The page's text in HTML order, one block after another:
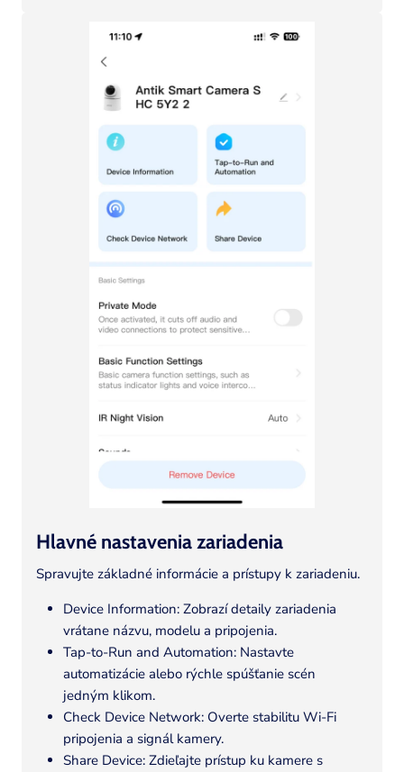
Hlavné nastavenia zariadenia
Spravujte základné informácie a prístupy k zariadeniu.
Device Information: Zobrazí detaily zariadenia
vrátane názvu, modelu a pripojenia.
Tap-to-Run and Automation: Nastavte
automatizácie alebo rýchle spúšťanie scén
jedným klikom.
Check Device Network: Overte stabilitu Wi-Fi
pripojenia a signál kamery.
Share Device: Zdieľajte prístup ku kamere s